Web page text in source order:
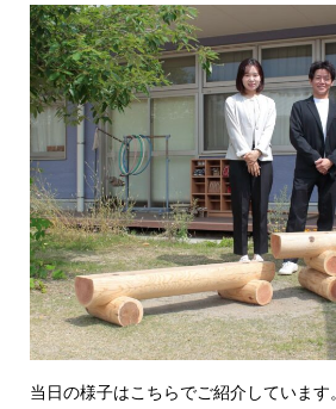
当日の様子はこちらでご紹介しています。